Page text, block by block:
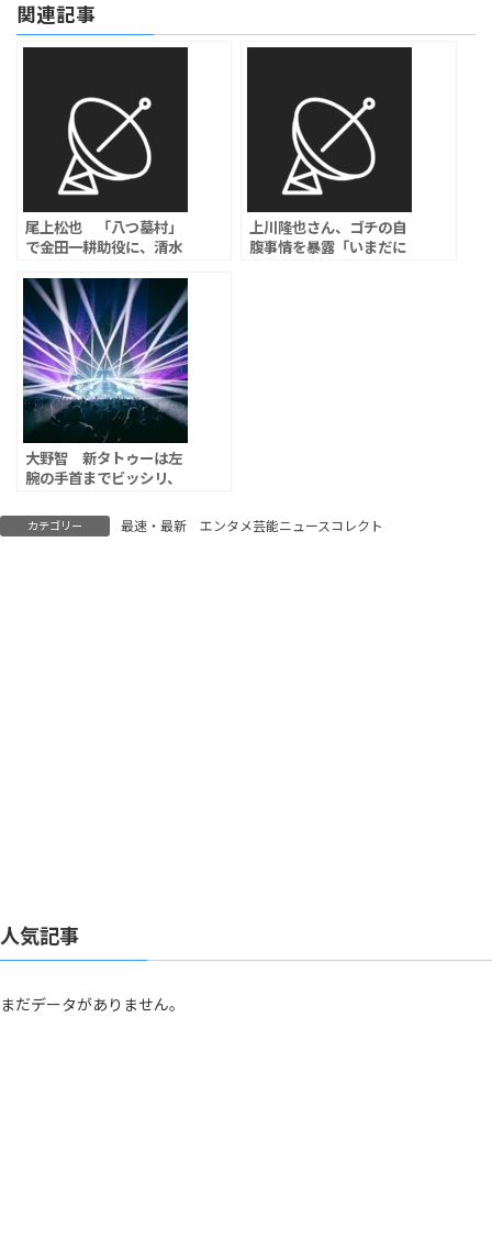
関連記事
尾上松也 「八つ墓村」
で金田一耕助役に、清水
田真由、滝藤賢一、奥智
哉ら共演
上川隆也さん、ゴチの自
腹事情を暴露「いまだに
大野智 新タトゥーは左
腕の手首までビッシリ、
して路上でダンス
カテゴリー 最速・最新 エンタメ芸能ニュースコレクト
人気記事
まだデータがありません。